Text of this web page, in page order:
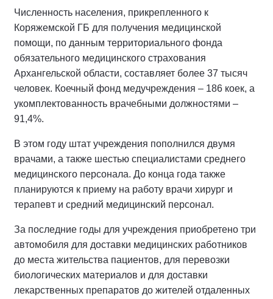
Численность населения, прикрепленного к
Коряжемской ГБ для получения медицинской
помощи, по данным территориального фонда
обязательного медицинского страхования
Архангельской области, составляет более 37 тысяч
человек. Коечный фонд медучреждения – 186 коек, а
укомплектованность врачебными должностями –
91,4%.
В этом году штат учреждения пополнился двумя
врачами, а также шестью специалистами среднего
медицинского персонала. До конца года также
планируются к приему на работу врачи хирург и
терапевт и средний медицинский персонал.
За последние годы для учреждения приобретено три
автомобиля для доставки медицинских работников
до места жительства пациентов, для перевозки
биологических материалов и для доставки
лекарственных препаратов до жителей отдаленных